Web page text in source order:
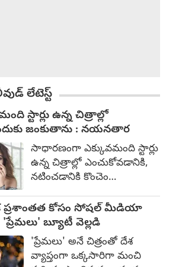
లేటెస్ట్
స్టార్లు ఉన్న చిత్రాల్లో
జంకుతాను : నయనతార
సాధారణంగా ఎక్కువమంది స్టార్లు
ఉన్న చిత్రాల్లో ఎంచుకోవడానికి,
నటించడానికి కొంచెం
నయనతార అన్నారు. కన్నడ
హీరో యశ్ హీరోగా నటించిన
తాజా చిత్రం టాక్సిక్. గీతూ
మోహన్ దాస్ దర్శకత్వం
వహించారు. ఇందులో
కోసం సోషల్ మీడియా
'ప్రేమలు' బ్యూటీ వెల్లడి
'ప్రేమలు' అనే చిత్రంతో దేశ
వ్యాప్తంగా ఒక్కసారిగా మంచి